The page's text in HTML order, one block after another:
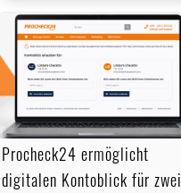
Procheck24 ermöglicht
digitalen Kontoblick für zwei